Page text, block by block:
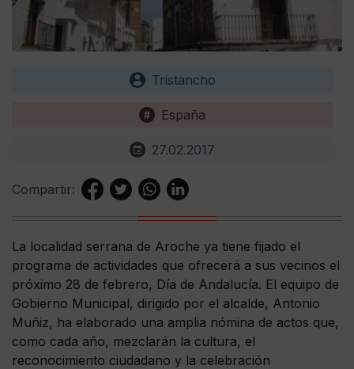
Tristancho
España
27.02.2017
Compartir:
La localidad serrana de Aroche ya tiene fijado el
programa de actividades que ofrecerá a sus vecinos el
próximo 28 de febrero, Día de Andalucía. El equipo de
Gobierno Municipal, dirigido por el alcalde, Antonio
Muñiz, ha elaborado una amplia nómina de actos que,
como cada año, mezclarán la cultura, el
reconocimiento ciudadano y la celebración